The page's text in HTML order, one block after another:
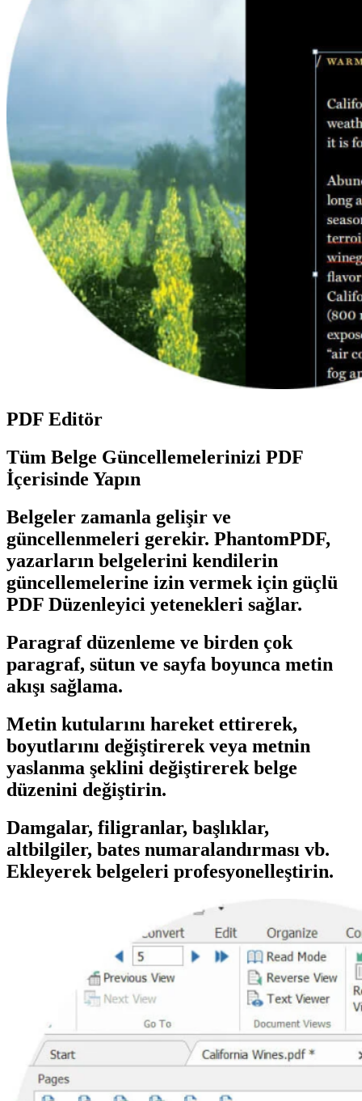
PDF Editör
Tüm Belge Güncellemelerinizi PDF
İçerisinde Yapın
Belgeler zamanla gelişir ve
güncellenmeleri gerekir. PhantomPDF,
yazarların belgelerini kendilerin
güncellemelerine izin vermek için güçlü
PDF Düzenleyici yetenekleri sağlar.
Paragraf düzenleme ve birden çok
paragraf, sütun ve sayfa boyunca metin
akışı sağlama.
Metin kutularını hareket ettirerek,
boyutlarını değiştirerek veya metnin
yaslanma şeklini değiştirerek belge
düzenini değiştirin.
Damgalar, filigranlar, başlıklar,
altbilgiler, bates numaralandırması vb.
Ekleyerek belgeleri profesyonelleştirin.